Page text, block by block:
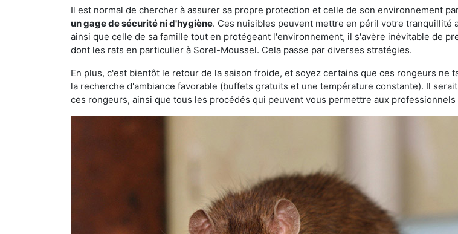
Il est normal de chercher à assurer sa propre protection et celle de son environnement
un gage de sécurité ni d'hygiène. Ces nuisibles peuvent mettre en péril votre tranquillité
ainsi que celle de sa famille tout en protégeant l'environnement, il s'avère inévitable de
dont les rats en particulier à Sorel-Moussel. Cela passe par diverses stratégies.
En plus, c'est bientôt le retour de la saison froide, et soyez certains que ces rongeurs ne
la recherche d'ambiance favorable (buffets gratuits et une température constante). Il
ces rongeurs, ainsi que tous les procédés qui peuvent vous permettre aux